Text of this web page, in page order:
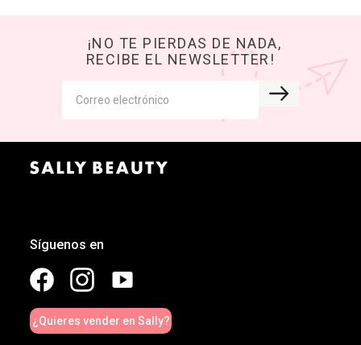
¡NO TE PIERDAS DE NADA,
RECIBE EL NEWSLETTER!
Síguenos en
¿Quieres vender en Sally?